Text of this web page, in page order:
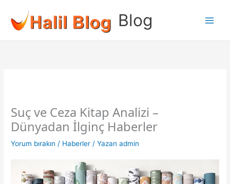
Blog
Suç ve Ceza Kitap Analizi –
Dünyadan İlginç Haberler
Yorum bırakın / Haberler / Yazan admin